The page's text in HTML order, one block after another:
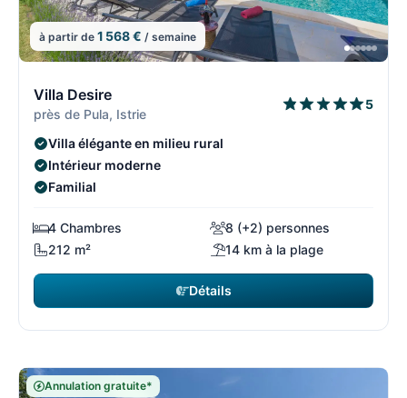
à partir de 1 568 € / semaine
Villa Desire
près de Pula, Istrie
5
Villa élégante en milieu rural
Intérieur moderne
Familial
4 Chambres
8 (+2) personnes
212 m²
14 km à la plage
Détails
Annulation gratuite*